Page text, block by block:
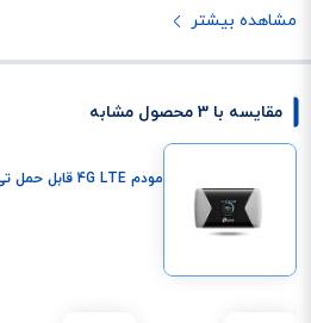
مشاهده بیشتر
مقایسه با 3 محصول مشابه
مودم 4G LTE قابل حمل تی پی لینک مدل M7650